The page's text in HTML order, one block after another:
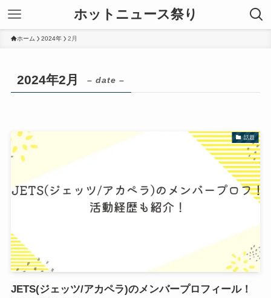
ホットニュース祭り
ホーム 2024年 2月
2024年2月 – date –
話題
JETS(ジェッツ/アカペラ)のメンバープロフィール！